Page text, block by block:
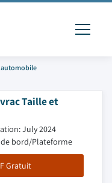
Taille et
July 2024
de bord/Plateforme
Gratuit